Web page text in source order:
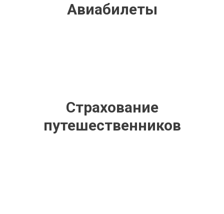
Авиабилеты
Страхование
путешественников